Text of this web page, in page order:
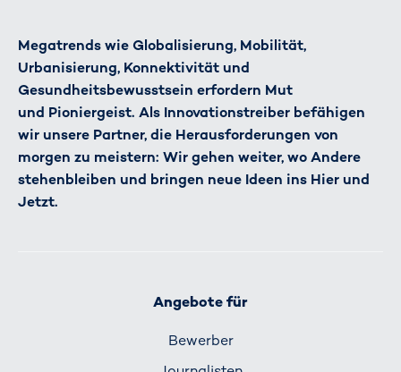
Megatrends wie Globalisierung, Mobilität,
Urbanisierung, Konnektivität und
Gesundheitsbewusstsein erfordern Mut
und Pioniergeist. Als Innovationstreiber befähigen
wir unsere Partner, die Herausforderungen von
morgen zu meistern: Wir gehen weiter, wo Andere
stehenbleiben und bringen neue Ideen ins Hier und
Jetzt.
Angebote für
Bewerber